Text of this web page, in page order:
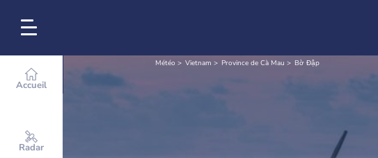
Accueil
Radar
Météo Vietnam Province de Cà Mau Bờ Đập